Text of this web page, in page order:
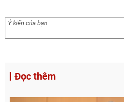
Đọc thêm